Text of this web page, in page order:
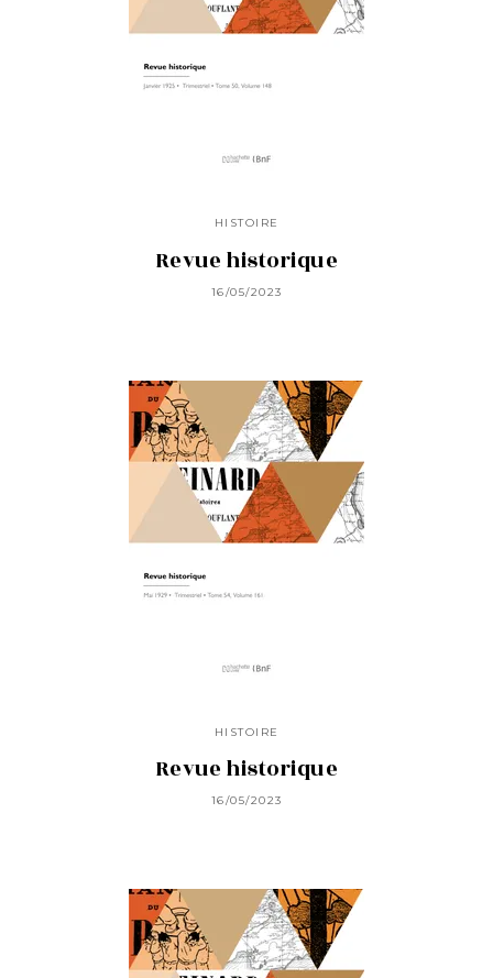
HISTOIRE
Revue historique
16/05/2023
HISTOIRE
Revue historique
16/05/2023